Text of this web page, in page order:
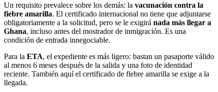
Un requisito prevalece sobre los demás: la vacunación contra la
fiebre amarilla. El certificado internacional no tiene que adjuntarse
obligatoriamente a la solicitud, pero se le exigirá nada más llegar a
Ghana, incluso antes del mostrador de inmigración. Es una
condición de entrada innegociable.
Para la ETA, el expediente es más ligero: bastan un pasaporte válido
al menos 6 meses después de la salida y una foto de identidad
reciente. También aquí el certificado de fiebre amarilla se exige a la
llegada.